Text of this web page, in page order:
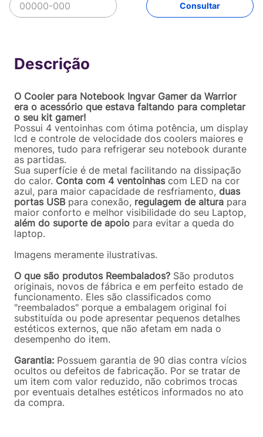
R$93,90
46
O Cooler para Notebook Ingvar Gamer da Warrior
era o acessório que estava faltando para completar
o seu kit gamer!
Possui 4 ventoinhas com ótima potência, um display
lcd e controle de velocidade dos coolers maiores e
menores, tudo para refrigerar seu notebook durante
as partidas.
Sua superfície é de metal facilitando na dissipação
do calor. Conta com 4 ventoinhascom LED na cor
azul, para maior capacidade de resfriamento, duas
portas USB para conexão, regulagem de altura para
maior conforto e melhor visibilidade do seu Laptop,
além do suporte de apoio para evitar a queda do
laptop.
Imagens meramente ilustrativas.
O que são produtos Reembalados? São produtos
originais, novos de fábrica e em perfeito estado de
funcionamento. Eles são classificados como
"reembalados" porque a embalagem original foi
substituída ou pode apresentar pequenos detalhes
estéticos externos, que não afetam em nada o
desempenho do item.
Garantia: Possuem garantia de 90 dias contra vícios
ocultos ou defeitos de fabricação. Por se tratar de
um item com valor reduzido, não cobrimos trocas
por eventuais detalhes estéticos informados no ato
da compra.